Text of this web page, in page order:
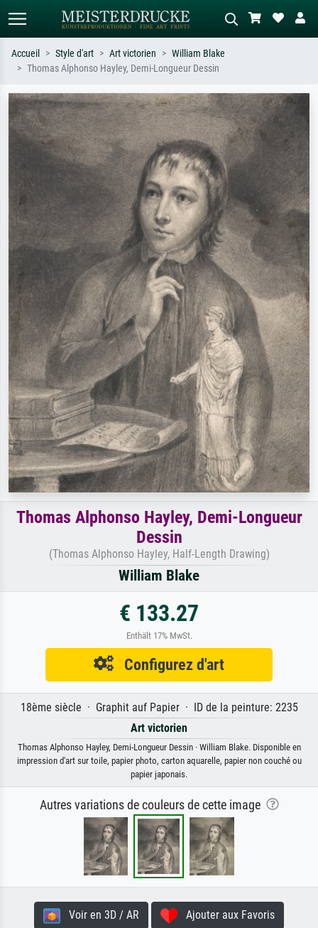
Recherchez par artiste, titre ou style –
ex. Monet, Nuit étoilée,
impressionnisme, vague de Hokusai,
Décrivez la scène – ex. prairie verte,
abstrait avec beaucoup de rouge,
tableau sombre, nu debout près d'un
arbre.
Accueil Style d'art Art victorien
William Blake
Thomas Alphonso Hayley, Demi-Longueur Dessin
Thomas Alphonso Hayley, Demi-Longueur
Dessin
(Thomas Alphonso Hayley, Half-Length Drawing)
William Blake
€ 133.27
Enthält 17% MwSt.
Configurez d'art
18ème siècle · Graphit auf Papier · ID de la peinture: 2235
Art victorien
Thomas Alphonso Hayley, Demi-Longueur Dessin · William Blake. Disponible en
impression d'art sur toile, papier photo, carton aquarelle, papier non couché ou
papier japonais.
Autres variations de couleurs de cette image
Voir en 3D / AR Ajouter aux Favoris